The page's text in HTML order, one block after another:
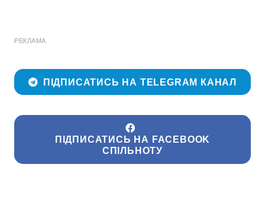
РЕКЛАМА
ПІДПИСАТИСЬ НА TELEGRAM КАНАЛ
ПІДПИСАТИСЬ НА FACEBOOK
СПІЛЬНОТУ